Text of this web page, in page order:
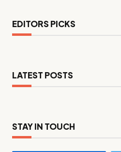
EDITORS PICKS
LATEST POSTS
STAY IN TOUCH